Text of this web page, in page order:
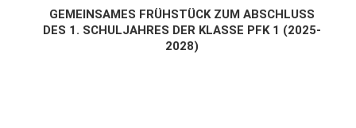
GEMEINSAMES FRÜHSTÜCK ZUM ABSCHLUSS
DES 1. SCHULJAHRES DER KLASSE PFK 1 (2025-
2028)